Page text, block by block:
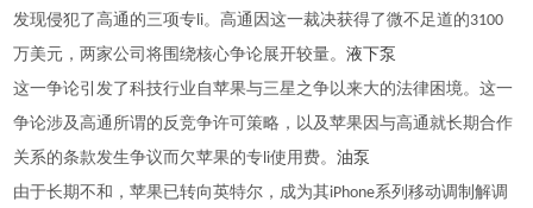
发现侵犯了高通的三项专li。高通因这一裁决获得了微不足道的3100
万美元，两家公司将围绕核心争论展开较量。液下泵
这一争论引发了科技行业自苹果与三星之争以来大的法律困境。这一
争论涉及高通所谓的反竞争许可策略，以及苹果因与高通就长期合作
关系的条款发生争议而欠苹果的专li使用费。油泵
由于长期不和，苹果已转向英特尔，成为其iPhone系列移动调制解调